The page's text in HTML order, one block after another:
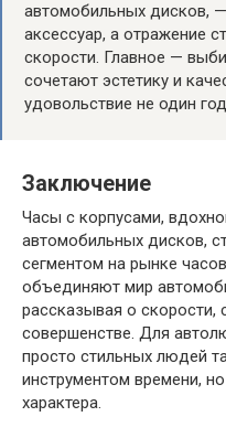
автомобильных дисков,
аксессуар, а отражение
скорости. Главное —
сочетают эстетику и
удовольствие не один
Заключение
Часы с корпусами,
автомобильных дисков,
сегментом на рынке
объединяют мир
рассказывая о скорости,
совершенстве. Для
просто стильных людей
инструментом времени,
характера.